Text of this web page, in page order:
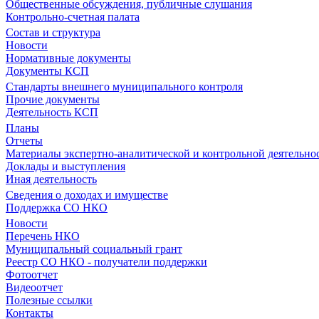
Общественные обсуждения, публичные слушания
Контрольно-счетная палата
Состав и структура
Новости
Нормативные документы
Документы КСП
Стандарты внешнего муниципального контроля
Прочие документы
Деятельность КСП
Планы
Отчеты
Материалы экспертно-аналитической и контрольной
Доклады и выступления
Иная деятельность
Сведения о доходах и имуществе
Поддержка СО НКО
Новости
Перечень НКО
Муниципальный социальный грант
Реестр СО НКО - получатели поддержки
Фотоотчет
Видеоотчет
Полезные ссылки
Контакты